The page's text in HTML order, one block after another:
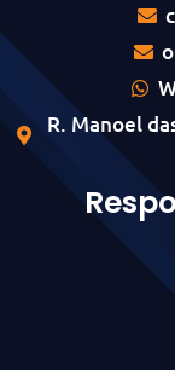
R. Manoel